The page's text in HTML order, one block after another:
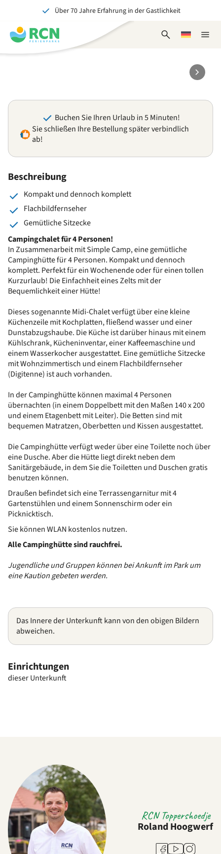
springen
springen
springen
springen
Über 70 Jahre Erfahrung in der Gastlichkeit
Ein tolles Erlebnis für Jung und Alt
Suchformular
Wählen
Sprache
Beschreibung
Kompakt und dennoch komplett
Flachbildfernseher
Gemütliche Sitzecke
Campingchalet für 4 Personen!
In Zusammenarbeit mit Simple Camp, eine gemütliche
Campinghütte für 4 Personen. Kompakt und dennoch
komplett. Perfekt für ein Wochenende oder für einen tollen
Kurzurlaub! Die Einfachheit eines Zelts mit der
Bequemlichkeit einer Hütte!
Dieses sogenannte Midi-Chalet verfügt über eine kleine
Küchenzeile mit Kochplatten, fließend wasser und einer
Dunstabzugshaube. Die Küche ist darüber hinaus mit einem
Kühlschrank, Kücheninventar, einer Kaffeemaschine und
einem Wasserkocher ausgestattet. Eine gemütliche Sitzecke
mit Wohnzimmertisch und einem Flachbildfernseher
(Digitenne) ist auch vorhanden.
In der Campinghütte können maximal 4 Personen
übernachten (in einem Doppelbett mit den Maßen 140 x 200
und einem Etagenbett mit Leiter). Die Betten sind mit
bequemen Matratzen, Oberbetten und Kissen ausgestattet.
Die Campinghütte verfügt weder über eine Toilette noch über
eine Dusche. Aber die Hütte liegt direkt neben dem
Sanitärgebäude, in dem Sie die Toiletten und Duschen gratis
benutzen können.
Draußen befindet sich eine Terrassengarnitur mit 4
Gartenstühlen und einem Sonnenschirm oder ein
Picknicktisch.
Sie können WLAN kostenlos nutzen.
Alle Campinghütte sind rauchfrei.
Jugendliche und Gruppen können bei Ankunft im Park um
eine Kaution gebeten werden.
Das Innere der Unterkunft kann von den obigen Bildern
abweichen.
Buchen Sie Ihren Urlaub in 5 Minuten!
Sie schließen Ihre Bestellung später verbindlich
ab!
Einrichtungen
dieser Unterkunft
RCN Toppershoedje
Roland Hoogwerf
Facebook
YoutubeInstagram